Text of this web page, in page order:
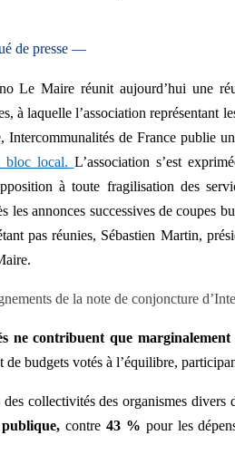
de presse —
Le Maire réunit aujourd’hui une
à laquelle l’association représentant
Intercommunalités de France publie
bloc local. L’association s’est
à toute fragilisation des
les annonces successives de coupes
pas réunies, Sébastien Martin,
de la note de conjoncture
ne contribuent que
de budgets votés à l’équilibre,
des collectivités des organismes divers
contre43 % pour les